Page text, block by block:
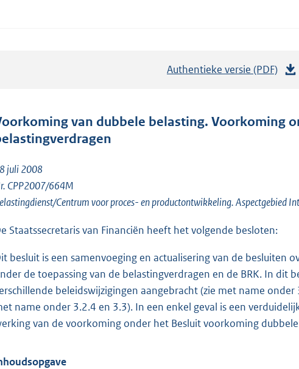
Authentieke versie (PDF)
t
g
t
e
:
van dubbele belasting. Voorkoming
juli 2008
CPP2007/664M
Centrum voor proces- en productontwikkeling. Aspectgebied
Staatssecretaris van Financiën heeft het volgende besloten:
besluit is een samenvoeging en actualisering van de besluiten
de toepassing van de belastingverdragen en de BRK. In dit
beleidswijzigingen aangebracht (zie met name
name onder 3.2.4 en 3.3). In een enkel geval is een
van de voorkoming onder het Besluit voorkoming